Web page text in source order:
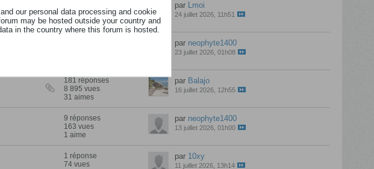
1 383 vues
9 aimes
par Lmoi
24 juillet 2026, 11h51
par neophyte1400
23 juillet 2026, 01h08
181 réponses
8 895 vues
31 aimes
par Balajo
16 juillet 2026, 12h55
9 réponses
163 vues
1 aime
par neophyte1400
13 juillet 2026, 01h00
1 réponse
74 vues
par 10xy
11 juillet 2026, 13h14
our personal data processing and cookie
may be hosted outside your country and
in the country where this forum is hosted.